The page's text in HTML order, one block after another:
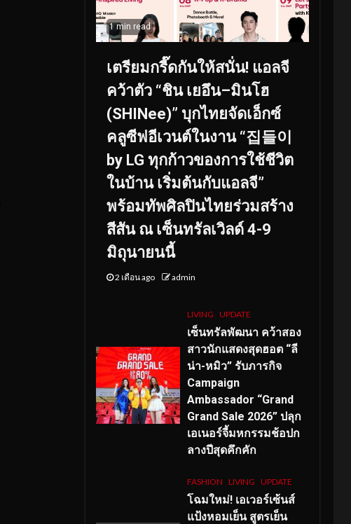
1 min read
เตรียมกรี๊ดกันให้สนั่น! แอลจี
คว้าตัว “ชิน เยอึน–มินโฮ
(SHINee)” บุกไทยจัดเอ็กซ์
คลูซีฟอีเวนต์ในงาน “집들이
by LG ทุกก้าวของการใช้ชีวิต
ในบ้าน เริ่มต้นกับแอลจี”
พร้อมทัพศิลปินไทยร่วมสร้าง
สีสัน ณ เซ็นทรัลเวิลด์ 4-9
มิถุนายนนี้
2 เดือน ago admin
LIVING UPDATE
เซ็นทรัลพัฒนา คว้าสอง
สาวนักแสดงสุดฮอต “ลี
น่า-หมิว” รับภารกิจ
Campaign
Ambassador “Grand
Grand Sale 2026” ปลุก
เอเนอร์จี้มหกรรมช้อปก
ลางปีสุดคึกคัก
FASHION LIVING UPDATE
โฉมใหม่! เอเวอร์เซ้นส์
แป้งหอมเย็น สูตรเย็น